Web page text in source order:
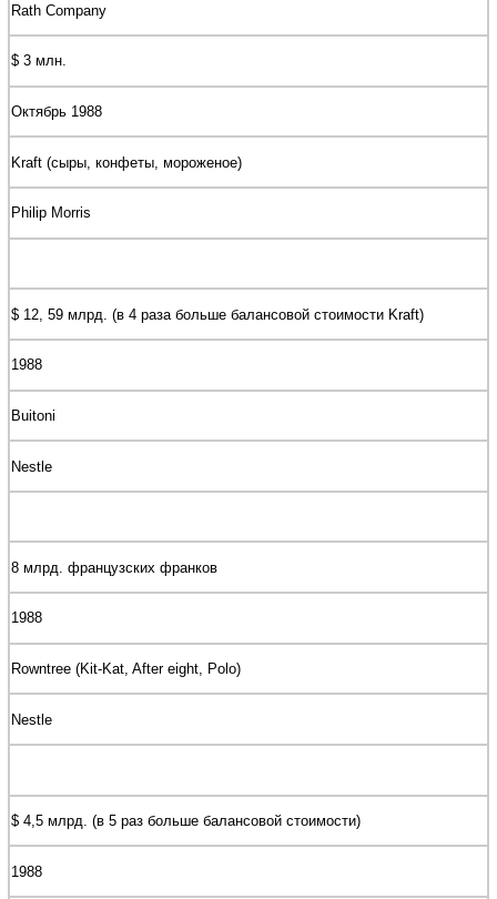
Rath Company
$ 3 млн.
Октябрь 1988
Kraft (сыры, конфеты, мороженое)
Philip Morris
$ 12, 59 млрд. (в 4 раза больше балансовой стоимости Kraft)
1988
Buitoni
Nestle
8 млрд. французских франков
1988
Rowntree (Kit-Kat, After eight, Polo)
Nestle
$ 4,5 млрд. (в 5 раз больше балансовой стоимости)
1988